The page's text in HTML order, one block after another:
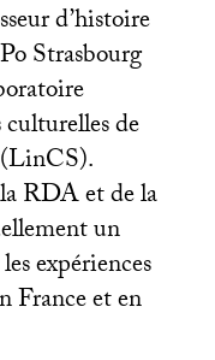
d’histoire
Strasbourg
de
RDAet de la
un
expériences
France et en